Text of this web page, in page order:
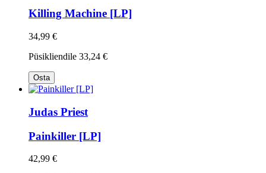
Killing Machine [LP]
34,99 €
Püsikliendile 33,24 €
Osta
Judas Priest
Painkiller [LP]
42,99 €